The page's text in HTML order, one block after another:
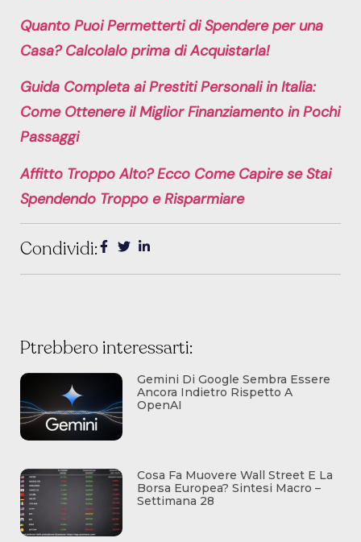
Quanto Puoi Permetterti di Spendere per una
Casa? Calcolalo prima di Acquistarla!
Guida Completa ai Prestiti Personali in Italia:
Come Ottenere il Miglior Finanziamento in Pochi
Passaggi
Affitto Troppo Alto? Ecco Come Capire se Stai
Spendendo Troppo e Risparmiare
Condividi:
Ptrebbero interessarti:
Gemini Di Google Sembra Essere
Ancora Indietro Rispetto A
OpenAI
Cosa Fa Muovere Wall Street E La
Borsa Europea? Sintesi Macro –
Settimana 28